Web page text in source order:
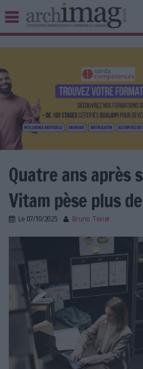
BIBLIOTHÈQUE ÉDITION
UNIVERS DATA
TRAVAIL COLLABORATIF
VIE NUMÉRIQUE
NUMÉRIQUE RESPONSABLE
LES DOSSIERS
LES GUIDES PRATIQUES
LES BASES DE DONNÉES
L'ESPACE EMPLOI
L'AGENDA
L'ANNUAIRE DES ACTEURS
LES LIVRES BLANCS
LES SUPPLÉMENTS
Quatre ans après
Vitam pèse plus
Le 07/10/2025 Bruno Texier